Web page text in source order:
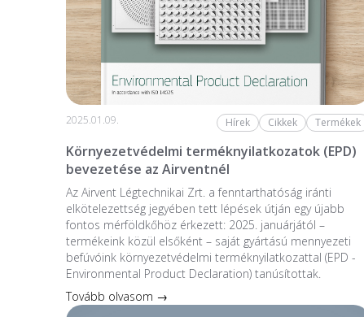
2025.01.09. Hírek Cikkek Termékek
Környezetvédelmi terméknyilatkozatok (EPD)
bevezetése az Airventnél
Az Airvent Légtechnikai Zrt. a fenntarthatóság iránti
elkötelezettség jegyében tett lépések útján egy újabb
fontos mérföldkőhöz érkezett: 2025. januárjától –
termékeink közül elsőként – saját gyártású mennyezeti
befúvóink környezetvédelmi terméknyilatkozattal (EPD -
Environmental Product Declaration) tanúsítottak.
Tovább olvasom →